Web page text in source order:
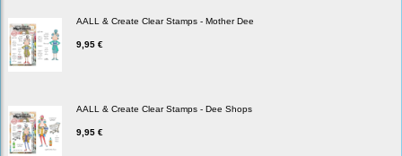
AALL & Create Clear Stamps - Mother Dee
9,95 €
AALL & Create Clear Stamps - Dee Shops
9,95 €